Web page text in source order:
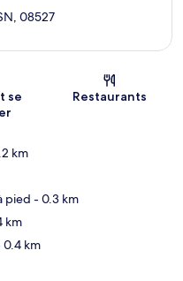
08527
se
Restaurants
km
pied - 0.3 km
km
0.4 km